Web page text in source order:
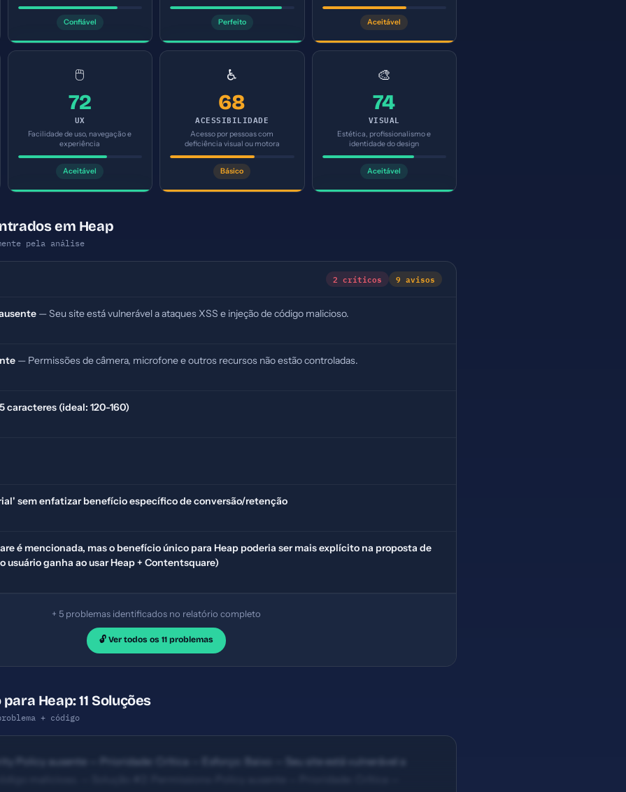
Confiável Perfeito Aceitável
🖱️
72
UX
Facilidade de uso, navegação e
experiência
Aceitável
♿
68
ACESSIBILIDADE
Acesso por pessoas com
deficiência visual ou motora
Básico
🎨
74
VISUAL
Estética, profissionalismo e
identidade do design
Aceitável
em Heap
pela análise
2 críticos 9 avisos
— Seu site está vulnerável a ataques XSS e injeção de código malicioso.
— Permissões de câmera, microfone e outros recursos não estão controladas.
caracteres (ideal: 120-160)
sem enfatizar benefício específico de conversão/retenção
é mencionada, mas o benefício único para Heap poderia ser mais explícito na proposta de
usuário ganha ao usar Heap + Contentsquare)
+ 5 problemas identificados no relatório completo
🔓 Ver todos os 11 problemas
Heap: 11 Soluções
+ código
Policy ausente — Prioridade: Crítica — Esforço: Baixo — Seu site está vulnerável a